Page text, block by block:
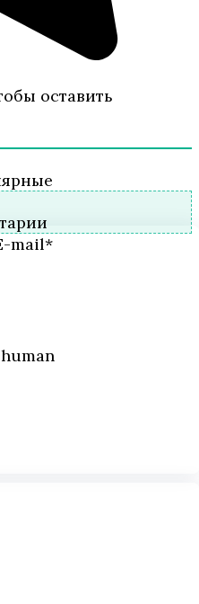
оставить
mail*